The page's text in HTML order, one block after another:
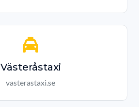
Västeråstaxi
vasterastaxi.se